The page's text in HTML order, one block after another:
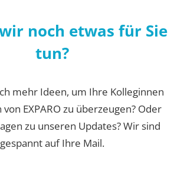
noch etwas für Sie
tun?
mehr Ideen, um Ihre Kolleginnen
EXPARO zu überzeugen? Oder
zu unseren Updates? Wir sind
gespannt auf Ihre Mail.